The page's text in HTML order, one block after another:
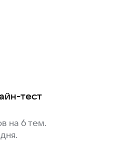
тест
на 6 тем.